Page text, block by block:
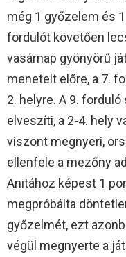
még 1 győzelem és
fordulót követően
vasárnap gyönyörű
menetelt előre, a 7.
2. helyre. A 9.
elveszíti, a 2-4. hely
viszont megnyeri,
ellenfele a mezőny
Anitához képest 1
megpróbálta
győzelmét, ezt
végül megnyerte a